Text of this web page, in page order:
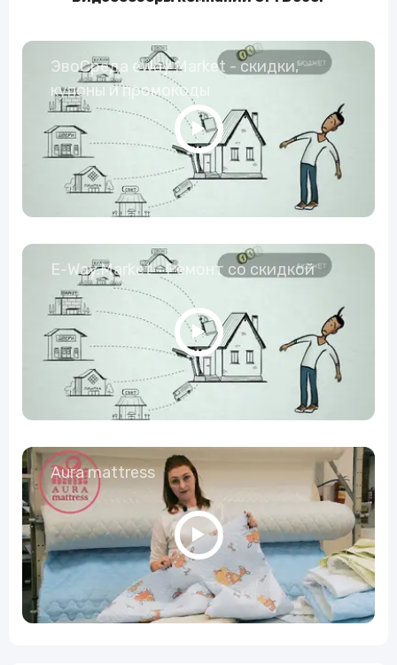
ЭвоСреда eWay Market - скидки,
купоны и промокоды
E-Way.Market - Ремонт со скидкой
Aura mattress